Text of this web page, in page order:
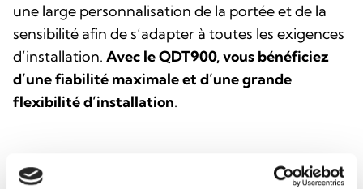
une large personnalisation de la portée et de la
sensibilité afin de s’adapter à toutes les exigences
d’installation. Avec le QDT900, vous bénéficiez
d’une fiabilité maximale et d’une grande
flexibilité d’installation.